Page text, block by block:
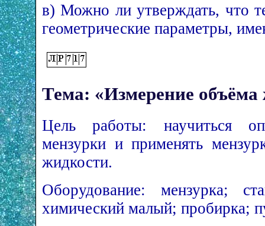
в) Можно ли утверждать, что
геометрические параметры,
Тема: «Измерение объёма
Цель работы: научиться
мензурки и применять
жидкости.
Оборудование: мензурка;
химический малый; пробирка;